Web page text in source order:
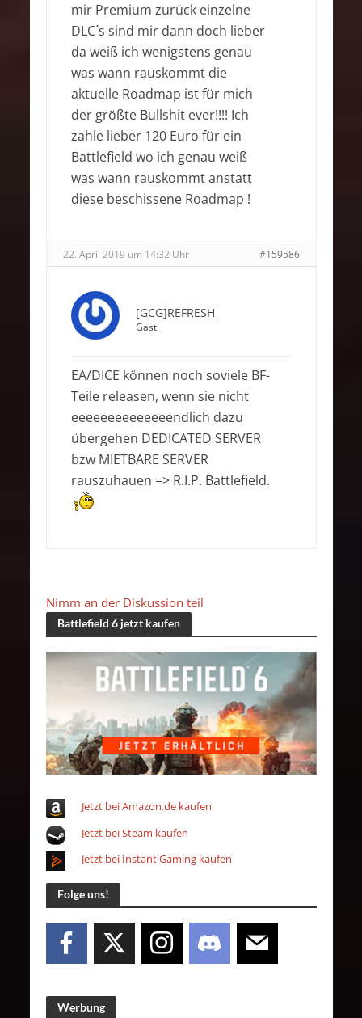
mir Premium zurück einzelne
DLC´s sind mir dann doch lieber
da weiß ich wenigstens genau
was wann rauskommt die
aktuelle Roadmap ist für mich
der größte Bullshit ever!!!! Ich
zahle lieber 120 Euro für ein
Battlefield wo ich genau weiß
was wann rauskommt anstatt
diese beschissene Roadmap !
22. April 2019 um 14:32 Uhr #159586
[GCG]REFRESH
Gast
EA/DICE können noch soviele BF-
Teile releasen, wenn sie nicht
eeeeeeeeeeeeeendlich dazu
übergehen DEDICATED SERVER
bzw MIETBARE SERVER
rauszuhauen => R.I.P. Battlefield.
Nimm an der Diskussion teil
Battlefield 6 jetzt kaufen
Jetzt bei Amazon.de kaufen
Jetzt bei Steam kaufen
Jetzt bei Instant Gaming kaufen
Folge uns!
Werbung